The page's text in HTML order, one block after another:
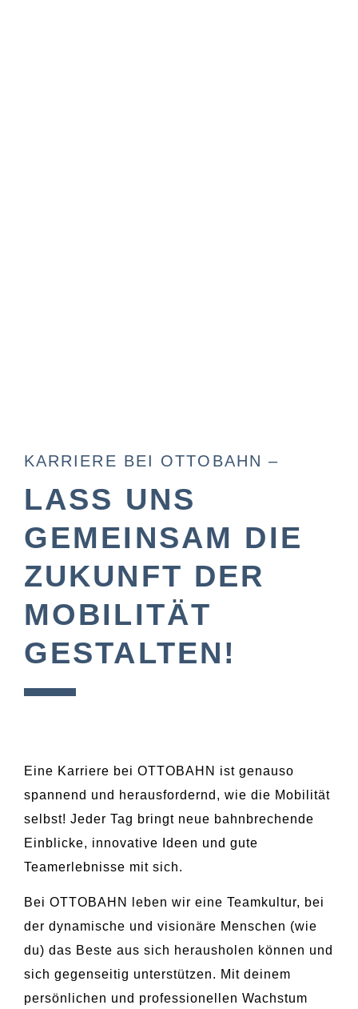
KARRIERE BEI OTTOBAHN –
LASS UNS
GEMEINSAM DIE
ZUKUNFT DER
MOBILITÄT
GESTALTEN!
Eine Karriere bei OTTOBAHN ist genauso
spannend und herausfordernd, wie die Mobilität
selbst! Jeder Tag bringt neue bahnbrechende
Einblicke, innovative Ideen und gute
Teamerlebnisse mit sich.
Bei OTTOBAHN leben wir eine Teamkultur, bei
der dynamische und visionäre Menschen (wie
du) das Beste aus sich herausholen können und
sich gegenseitig unterstützen. Mit deinem
persönlichen und professionellen Wachstum